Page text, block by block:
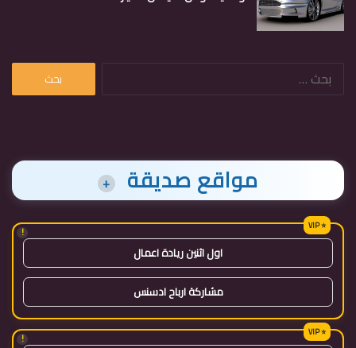
البحث
مواقع صديقة +
!
اول اثنين ريادة اعمال
مشاركة ارباح ادسنس
!